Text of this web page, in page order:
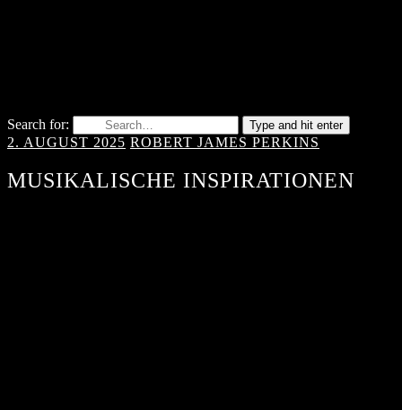
Search for: Type and hit enter
2. AUGUST 2025 ROBERT JAMES PERKINS
MUSIKALISCHE INSPIRATIONEN